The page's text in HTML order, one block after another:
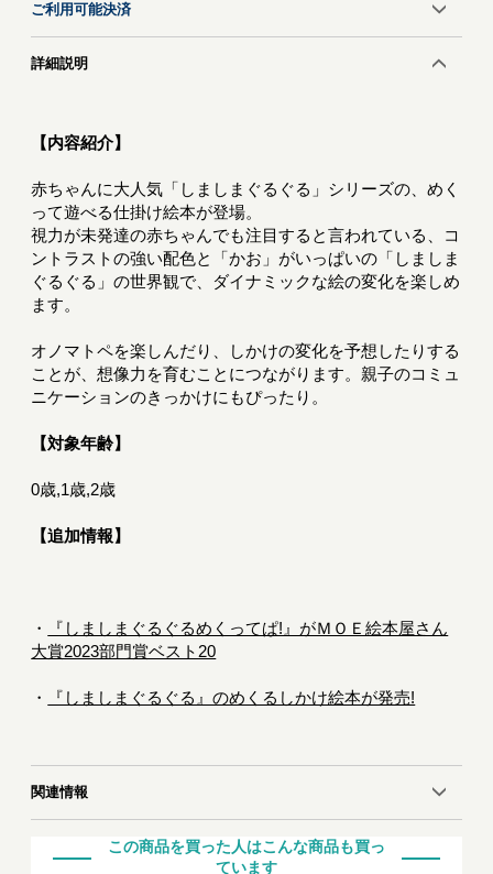
ご利用可能決済
詳細説明
【内容紹介】
赤ちゃんに大人気「しましまぐるぐる」シリーズの、めく
って遊べる仕掛け絵本が登場。
視力が未発達の赤ちゃんでも注目すると言われている、コ
ントラストの強い配色と「かお」がいっぱいの「しましま
ぐるぐる」の世界観で、ダイナミックな絵の変化を楽しめ
ます。
オノマトペを楽しんだり、しかけの変化を予想したりする
ことが、想像力を育むことにつながります。親子のコミュ
ニケーションのきっかけにもぴったり。
【対象年齢】
0歳,1歳,2歳
【追加情報】
・
『しましまぐるぐるめくってぱ!』がＭＯＥ絵本屋さん
大賞2023部門賞ベスト20
・ 『しましまぐるぐる』のめくるしかけ絵本が発売!
関連情報
この商品を買った人はこんな商品も買っ
ています